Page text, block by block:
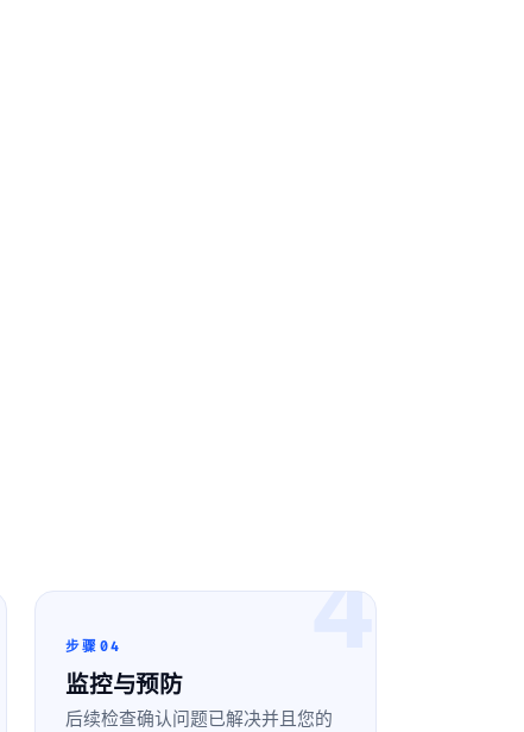
4
步骤04
监控与预防
后续检查确认问题已解决并且您的